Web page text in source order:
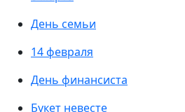
День семьи
14 февраля
День финансиста
Букет невесте